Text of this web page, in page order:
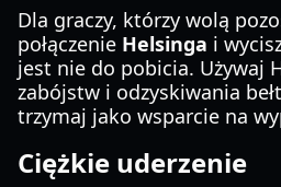
Dla graczy, którzy wolą
połączenie Helsinga i
jest nie do pobicia. Używaj
zabójstw i odzyskiwania
trzymaj jako wsparcie na
Ciężkie uderzenie